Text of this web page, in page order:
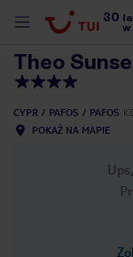
30
w
Theo
CYPR PAFOS PAFOS
POKAŻ NA MAPIE